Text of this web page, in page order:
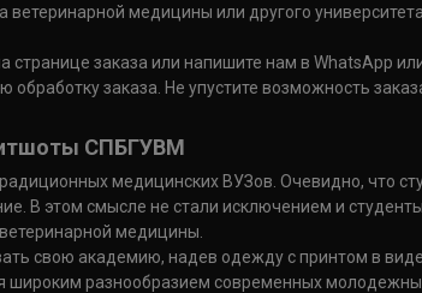
ветеринарной медицины или другого
странице заказа или напишите нам в WhatsApp
заказа. Не упустите возможность
СПБГУВМ
медицинских ВУЗов. Очевидно, что
В этом смысле не стали исключением и
медицины.
свою академию, надев одежду с принтом в
широким разнообразием современных